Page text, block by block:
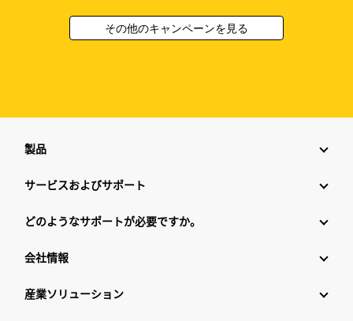
その他のキャンペーンを見る
製品
サービスおよびサポート
どのようなサポートが必要ですか。
会社情報
産業ソリューション